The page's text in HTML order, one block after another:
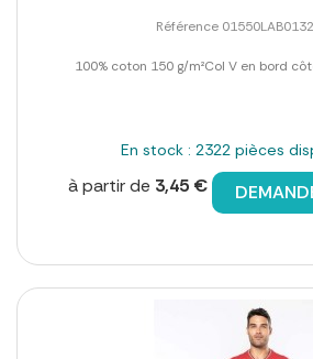
Référence
100% coton 150 g/m²Col V en bord
En stock : 2322 pièces
à partir de 3,45 €